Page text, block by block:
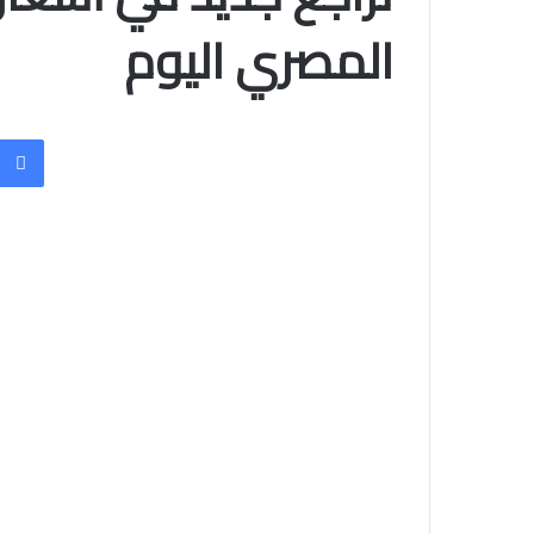
المصري اليوم